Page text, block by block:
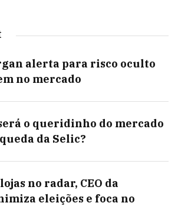
alerta para risco oculto
no mercado
o queridinho do mercado
da Selic?
no radar, CEO da
eleições e foca no